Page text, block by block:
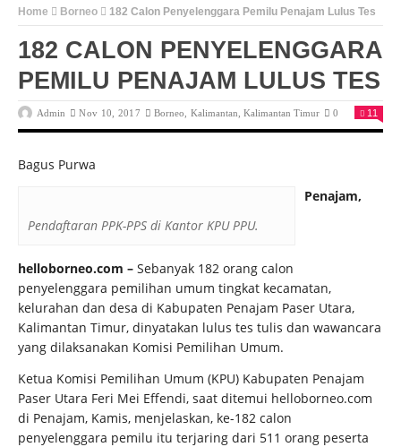
Home Borneo 182 Calon Penyelenggara Pemilu Penajam Lulus Tes
182 CALON PENYELENGGARA
PEMILU PENAJAM LULUS TES
Admin Nov 10, 2017 Borneo Kalimantan ,Kalimantan Timur 0 11
Bagus Purwa
Pendaftaran PPK-PPS di Kantor KPU PPU.
Penajam,
helloborneo.com – Sebanyak 182 orang calon
penyelenggara pemilihan umum tingkat kecamatan,
kelurahan dan desa di Kabupaten Penajam Paser Utara,
Kalimantan Timur, dinyatakan lulus tes tulis dan wawancara
yang dilaksanakan Komisi Pemilihan Umum.
Ketua Komisi Pemilihan Umum (KPU) Kabupaten Penajam
Paser Utara Feri Mei Effendi, saat ditemui helloborneo.com
di Penajam, Kamis, menjelaskan, ke-182 calon
penyelenggara pemilu itu terjaring dari 511 orang peserta